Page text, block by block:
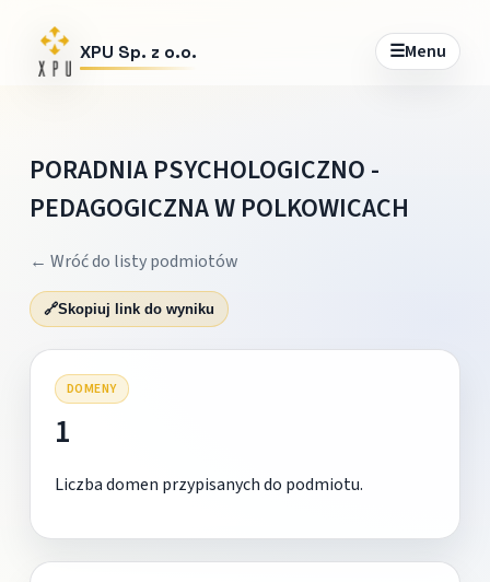
XPU Sp. z o.o. ☰Menu
PORADNIA PSYCHOLOGICZNO -
PEDAGOGICZNA W POLKOWICACH
← Wróć do listy podmiotów
🔗Skopiuj link do wyniku
DOMENY
1
Liczba domen przypisanych do podmiotu.